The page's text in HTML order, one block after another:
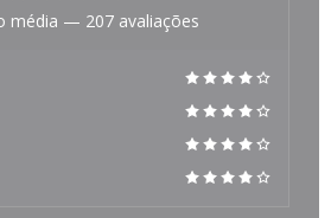
média — 207 avaliações